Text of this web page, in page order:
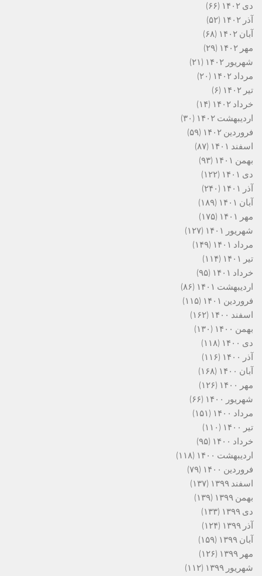
دی ۱۴۰۲
(۶۶)
آذر ۱۴۰۲
(۵۲)
آبان ۱۴۰۲
(۶۸)
مهر ۱۴۰۲
(۲۹)
شهریور ۱۴۰۲
(۲۱)
مرداد ۱۴۰۲
(۲۰)
تیر ۱۴۰۲
(۶)
خرداد ۱۴۰۲
(۱۴)
اردیبهشت ۱۴۰۲
(۳۰)
فروردین ۱۴۰۲
(۵۹)
اسفند ۱۴۰۱
(۸۷)
بهمن ۱۴۰۱
(۹۳)
دی ۱۴۰۱
(۱۲۲)
آذر ۱۴۰۱
(۲۴۰)
آبان ۱۴۰۱
(۱۸۹)
مهر ۱۴۰۱
(۱۷۵)
شهریور ۱۴۰۱
(۱۲۷)
مرداد ۱۴۰۱
(۱۴۹)
تیر ۱۴۰۱
(۱۱۴)
خرداد ۱۴۰۱
(۹۵)
اردیبهشت ۱۴۰۱
(۸۶)
فروردین ۱۴۰۱
(۱۱۵)
اسفند ۱۴۰۰
(۱۶۲)
بهمن ۱۴۰۰
(۱۳۰)
دی ۱۴۰۰
(۱۱۸)
آذر ۱۴۰۰
(۱۱۶)
آبان ۱۴۰۰
(۱۶۸)
مهر ۱۴۰۰
(۱۲۶)
شهریور ۱۴۰۰
(۶۶)
مرداد ۱۴۰۰
(۱۵۱)
تیر ۱۴۰۰
(۱۱۰)
خرداد ۱۴۰۰
(۹۵)
اردیبهشت ۱۴۰۰
(۱۱۸)
فروردین ۱۴۰۰
(۷۹)
اسفند ۱۳۹۹
(۱۳۷)
بهمن ۱۳۹۹
(۱۳۹)
دی ۱۳۹۹
(۱۳۳)
آذر ۱۳۹۹
(۱۲۴)
آبان ۱۳۹۹
(۱۵۹)
مهر ۱۳۹۹
(۱۲۶)
شهریور ۱۳۹۹
(۱۱۲)